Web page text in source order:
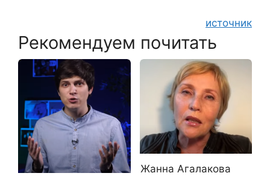
источник
Рекомендуем почитать
Жанна Агалакова